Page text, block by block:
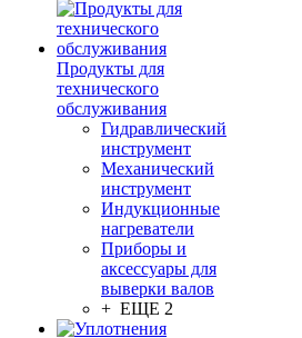
Продукты для
технического
обслуживания
Гидравлический
инструмент
Механический
инструмент
Индукционные
нагреватели
Приборы и
аксессуары для
выверки валов
+ ЕЩЕ 2